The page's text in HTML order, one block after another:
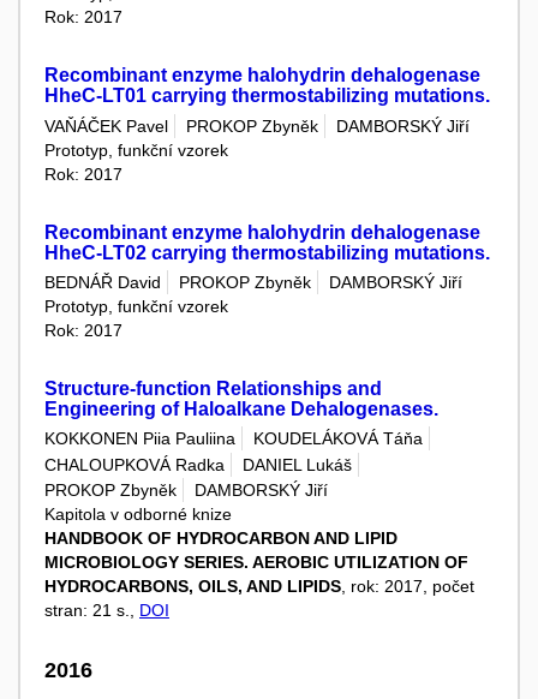
Rok: 2017
Recombinant enzyme halohydrin dehalogenase
HheC-LT01 carrying thermostabilizing mutations.
VAŇÁČEK Pavel PROKOP Zbyněk
DAMBORSKÝ Jiří
Prototyp, funkční vzorek
Rok: 2017
Recombinant enzyme halohydrin dehalogenase
HheC-LT02 carrying thermostabilizing mutations.
BEDNÁŘ David PROKOP Zbyněk
DAMBORSKÝ Jiří
Prototyp, funkční vzorek
Rok: 2017
Structure-function Relationships and
Engineering of Haloalkane Dehalogenases.
KOKKONEN Piia Pauliina
KOUDELÁKOVÁ Táňa
CHALOUPKOVÁ Radka
DANIEL Lukáš
PROKOP Zbyněk
DAMBORSKÝ Jiří
Kapitola v odborné knize
HANDBOOK OF HYDROCARBON AND LIPID
MICROBIOLOGY SERIES. AEROBIC UTILIZATION OF
HYDROCARBONS, OILS, AND LIPIDS , rok: 2017, počet
stran: 21 s., DOI
2016